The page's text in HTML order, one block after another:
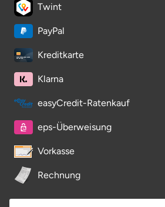
Twint
PayPal
Kreditkarte
Klarna
easyCredit-Ratenkauf
eps-Überweisung
Vorkasse
Rechnung
Nürnberg
Oberhavel
Odenwald
Oldenburg
Osnabrück
Ostholstein